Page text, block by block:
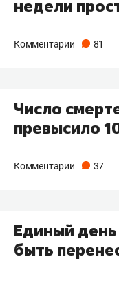
недели
Комментарии 81
Число
превысило
Комментарии 37
Единый
быть